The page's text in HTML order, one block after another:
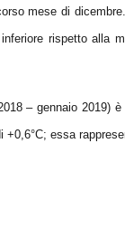
mese di
rispetto alla
– gennaio 2019)
essa